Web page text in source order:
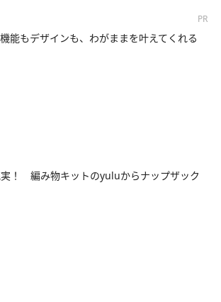
PR
能もデザインも、わがままを叶えてくれる
！ 編み物キットのyuluからナップザック